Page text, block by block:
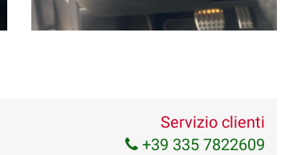
Servizio clienti
+39 335 7822609